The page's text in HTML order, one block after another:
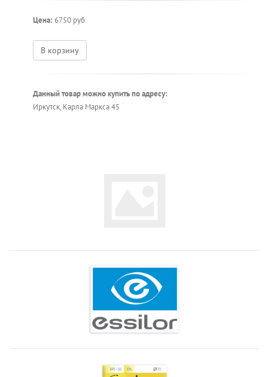
Цена: 6750 руб
В корзину
Данный товар можно купить по адресу:
Иркутск, Карла Маркса 45